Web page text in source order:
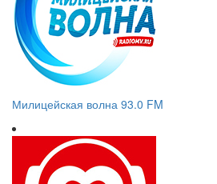
Милицейская волна 93.0 FM